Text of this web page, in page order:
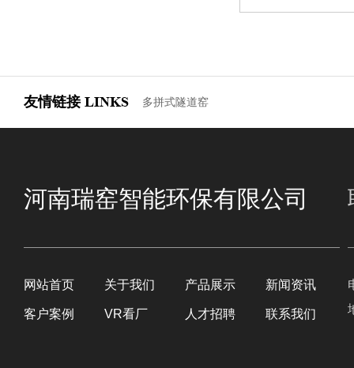
友情链接 LINKS 多拼式隧道窑
河南瑞窑智能环保有限公司
网站首页 关于我们 产品展示 新闻资讯
客户案例 VR看厂 人才招聘 联系我们